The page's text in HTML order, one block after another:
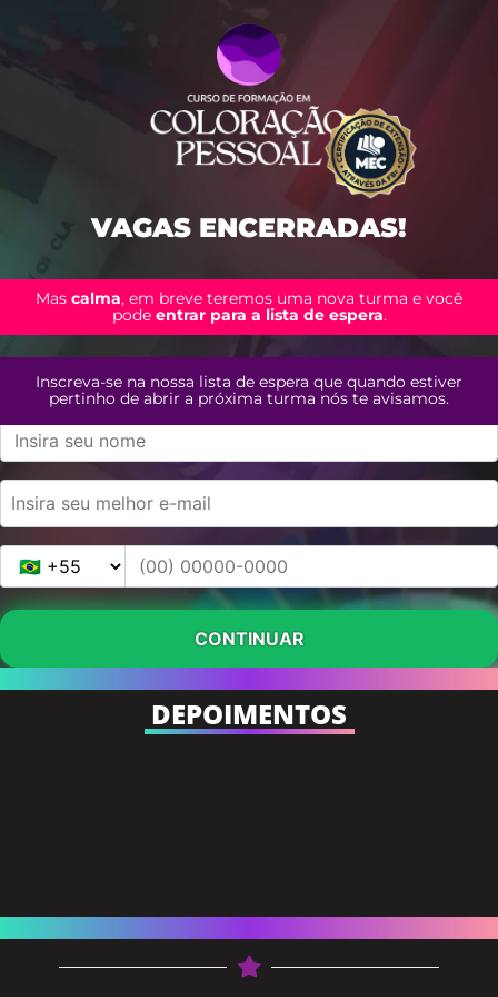
VAGAS ENCERRADAS!
Mas calma, em breve teremos uma nova turma e você
pode entrar para a lista de espera.
Inscreva-se na nossa lista de espera que quando estiver
pertinho de abrir a próxima turma nós te avisamos.
DEPOIMENTOS